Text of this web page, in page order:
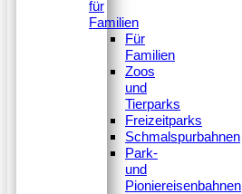
für
Familien
Für
Familien
Zoos
und
Tierparks
Freizeitparks
Schmalspurbahnen
Park-
und
Pioniereisenbahnen